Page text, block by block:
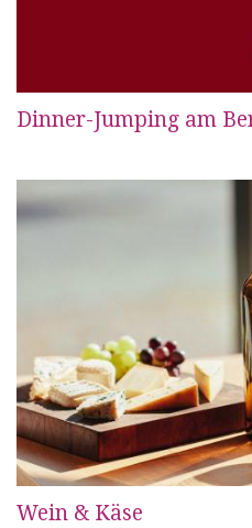
Dinner-Jumping am
Wein & Käse